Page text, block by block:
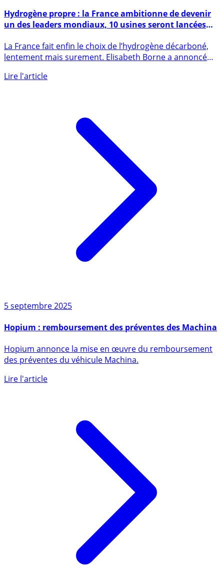
28 septembre 2022
un des leaders mondiaux, 10 usines seront lancées
avec le soutien de l’Etat
lentement mais surement. Elisabeth Borne a annoncé
5 septembre 2025
Hopium : remboursement des préventes des Machina
des préventes du véhicule Machina.